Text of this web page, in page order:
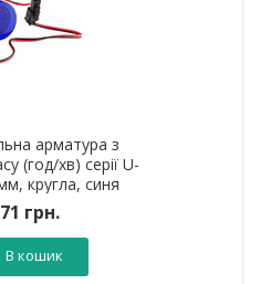
арматура з
(год/хв) серії U-
кругла, синя
грн.
В кошик